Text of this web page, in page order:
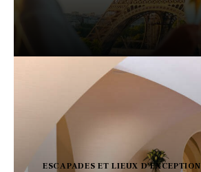
ESCAPADES ET LIEUX D'EXCEPTION